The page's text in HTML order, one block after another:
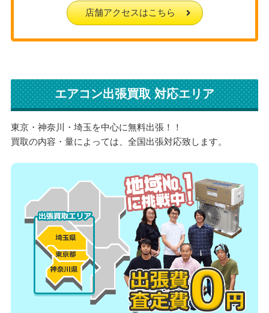
店舗アクセスはこちら
エアコン出張買取 対応エリア
東京・神奈川・埼玉を中心に無料出張！！
買取の内容・量によっては、全国出張対応致します。